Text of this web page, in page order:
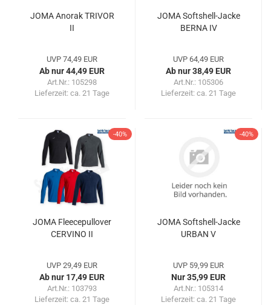
JOMA Anorak TRIVOR
II
UVP 74,49 EUR
Ab nur 44,49 EUR
Art.Nr.: 105298
Lieferzeit: ca. 21 Tage
JOMA Softshell-Jacke
BERNA IV
UVP 64,49 EUR
Ab nur 38,49 EUR
Art.Nr.: 105306
Lieferzeit: ca. 21 Tage
-40%
JOMA Fleecepullover
CERVINO II
UVP 29,49 EUR
Ab nur 17,49 EUR
Art.Nr.: 103793
Lieferzeit: ca. 21 Tage
-40%
JOMA Softshell-Jacke
URBAN V
UVP 59,99 EUR
Nur 35,99 EUR
Art.Nr.: 105314
Lieferzeit: ca. 21 Tage